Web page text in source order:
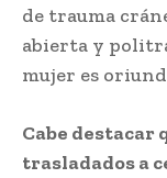
de trauma
abierta y
mujer es
Cabe destacar
trasladados a